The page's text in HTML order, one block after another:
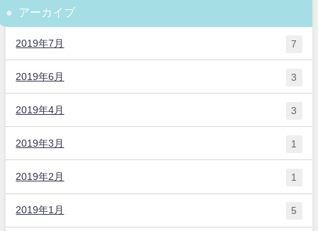
アーカイブ
2019年7月 7
2019年6月 3
2019年4月 3
2019年3月 1
2019年2月 1
2019年1月 5